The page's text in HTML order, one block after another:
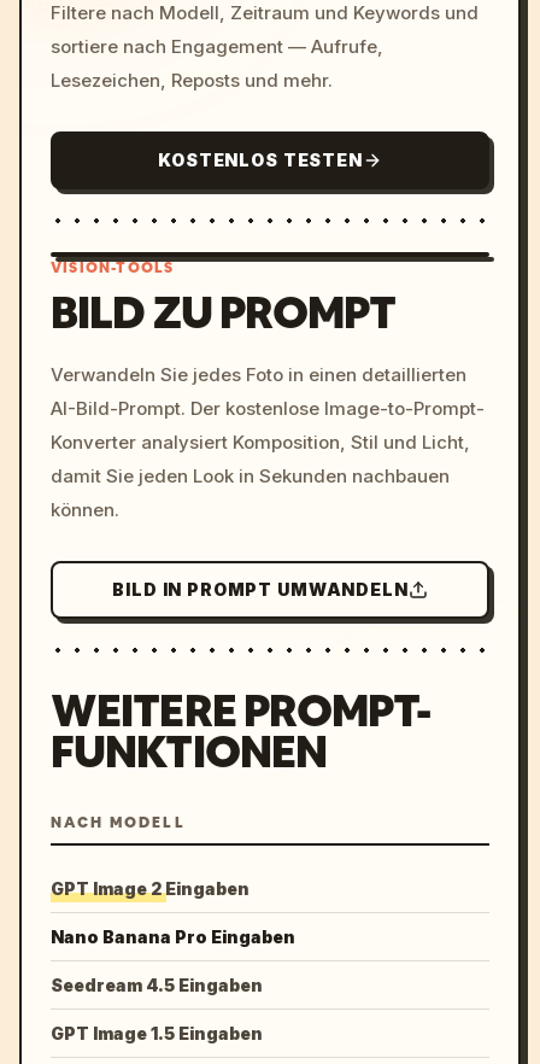
Filtere nach Modell, Zeitraum und Keywords und
sortiere nach Engagement — Aufrufe,
Lesezeichen, Reposts und mehr.
KOSTENLOS TESTEN
c, cyberpunk sunset, neon
colors, 8k --v 6.0
VISION-TOOLS
BILD ZU PROMPT
Verwandeln Sie jedes Foto in einen detaillierten
AI-Bild-Prompt. Der kostenlose Image-to-Prompt-
Konverter analysiert Komposition, Stil und Licht,
damit Sie jeden Look in Sekunden nachbauen
können.
BILD IN PROMPT UMWANDELN
WEITERE PROMPT-
FUNKTIONEN
NACH MODELL
GPT Image 2 Eingaben
Nano Banana Pro Eingaben
Seedream 4.5 Eingaben
GPT Image 1.5 Eingaben